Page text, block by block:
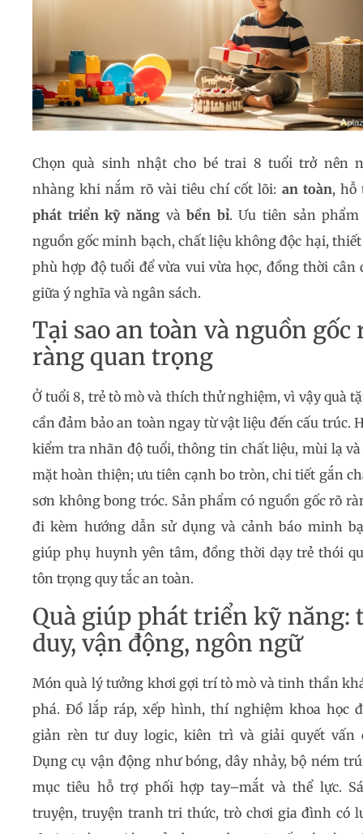
Chọn quà sinh nhật cho bé trai 8 tuổi trở nên
nhàng khi nắm rõ vài tiêu chí cốt lõi: an toàn, hỗ
phát triển kỹ năngvàbền bỉ. Ưu tiên sản phẩm
nguồn gốc minh bạch, chất liệu không độc hại, thiết
phù hợp độ tuổi để vừa vui vừa học, đồng thời cân
giữa ý nghĩa và ngân sách.
Tại sao an toàn và nguồn gốc
ràng quan trọng
Ở tuổi 8, trẻ tò mò và thích thử nghiệm, vì vậy quà
cần đảm bảo an toàn ngay từ vật liệu đến cấu trúc.
kiểm tra nhãn độ tuổi, thông tin chất liệu, mùi lạ và
mặt hoàn thiện; ưu tiên cạnh bo tròn, chi tiết gắn
sơn không bong tróc. Sản phẩm có nguồn gốc rõ
đi kèm hướng dẫn sử dụng và cảnh báo minh
giúp phụ huynh yên tâm, đồng thời dạy trẻ thói
tôn trọng quy tắc an toàn.
Quà giúp phát triển kỹ năng:
duy, vận động, ngôn ngữ
Món quà lý tưởng khơi gợi trí tò mò và tinh thần
phá. Đồ lắp ráp, xếp hình, thí nghiệm khoa học
giản rèn tư duy logic, kiên trì và giải quyết vấn
Dụng cụ vận động như bóng, dây nhảy, bộ ném
mục tiêu hỗ trợ phối hợp tay–mắt và thể lực.
truyện, truyện tranh tri thức, trò chơi gia đình có